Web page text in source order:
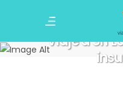
Viaje a Sri